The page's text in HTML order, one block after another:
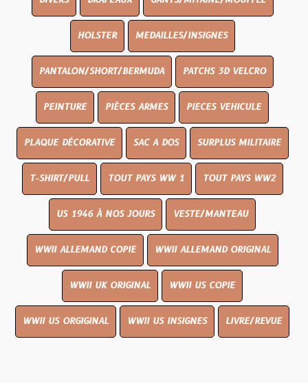
HOLSTER MEDAILLES/INSIGNES
PANTALON/SHORT/BERMUDA PATCHS 3D VELCRO
PEINTURE PIÈCES ARMES PIECES VEHICULE
PLAQUE DÉCORATIVE SAC A DOS SURPLUS MILITAIRE
T-SHIRT/PULL TOUT PAYS WW 1 TOUT PAYS WW2
US 1946 À NOS JOURS VESTE/MANTEAU
WWII ALLEMAND COPIE WWII ALLEMAND ORIGINAL
WWII UK ORIGINAL WWII US COPIE
WWII US ORGIGINAL WWII US INSIGNES LIVRE/REVUE